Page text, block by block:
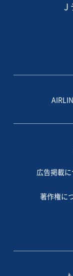
J
広告掲載
著作権に